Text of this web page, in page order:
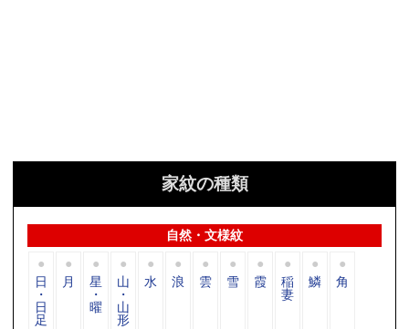
家紋の種類
自然・文様紋
日
・
日
足
月 星
・
曜
山
・
山
形
水 浪 雲 雪 霞 稲
妻
鱗 角